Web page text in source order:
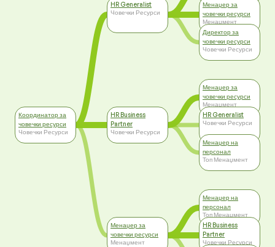
Координатор за
човечки ресурси
Човечки Ресурси
HR Generalist
Човечки Ресурси
HR Business
Partner
Човечки Ресурси
Менаџер за
човечки ресурси
Менаџмент
Менаџер за
човечки ресурси
Менаџмент
Директор за
човечки ресурси
Човечки Ресурси
Менаџер за
човечки ресурси
Менаџмент
HR Generalist
Човечки Ресурси
Менаџер на
персонал
Топ Менаџмент
Менаџер на
персонал
Топ Менаџмент
HR Business
Partner
Човечки Ресурси